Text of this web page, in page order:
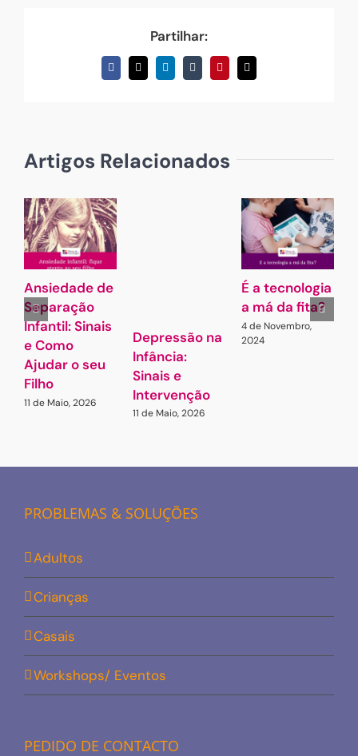
Partilhar:
Facebook
X LinkedInTumblrPinterestEmail
(necessário
Artigos Relacionados
Ansiedade de
Separação
Infantil: Sinais
e Como
Ajudar o seu
Filho
11 de Maio, 2026
Depressão na
Infância:
Sinais e
Intervenção
11 de Maio, 2026
É a tecnologia
a má da fita?
4 de Novembro,
2024
PROBLEMAS & SOLUÇÕES
Adultos
Crianças
Casais
Workshops/ Eventos
PEDIDO DE CONTACTO